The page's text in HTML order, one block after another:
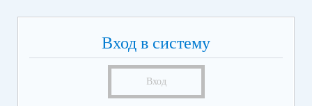
Вход в систему
Вход